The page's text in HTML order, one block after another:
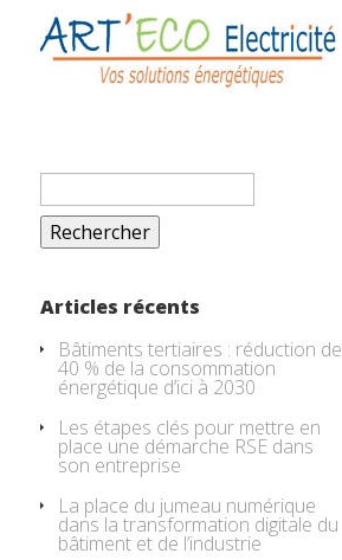
Rechercher :
Articles récents
Bâtiments tertiaires : réduction de
40 % de la consommation
énergétique d’ici à 2030
Les étapes clés pour mettre en
place une démarche RSE dans
son entreprise
La place du jumeau numérique
dans la transformation digitale du
bâtiment et de l’industrie